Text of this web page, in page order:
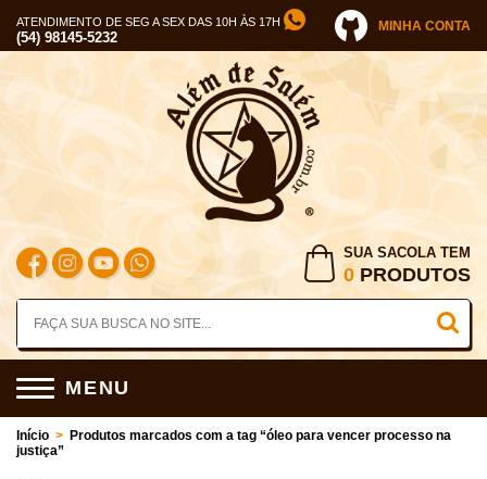
ATENDIMENTO DE SEG A SEX DAS 10H ÀS 17H
(54) 98145-5232
MINHA CONTA
SUA SACOLA TEM
0 PRODUTOS
MENU
Início > Produtos marcados com a tag “óleo para vencer processo na
justiça”